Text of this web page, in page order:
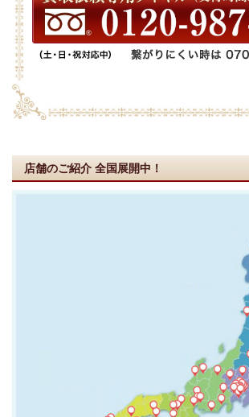
店舗のご紹介 全国展開中！